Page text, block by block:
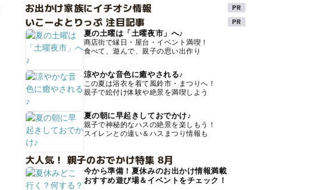
お出かけ家族にイチオシ情報
いこーよとりっぷ 注目記事
夏の土曜は「土曜夜市」へ♪
商店街で縁日・屋台・イベント満喫！
食べて、遊んで、親子の思い出作り
涼やかな音色に癒やされる♪
この夏は浴衣を着て風鈴市・まつりへ！
親子で絵付け体験や絶景を満喫しよう
夏の朝に早起きしておでかけ♪
親子で神秘的なハスの絶景を楽しもう！
スイレンとの違い＆ハスまつり情報も
大人気！ 親子のおでかけ特集 8月
今から準備！夏休みのお出かけ情報満載
おすすめ遊び場＆イベントをチェック！